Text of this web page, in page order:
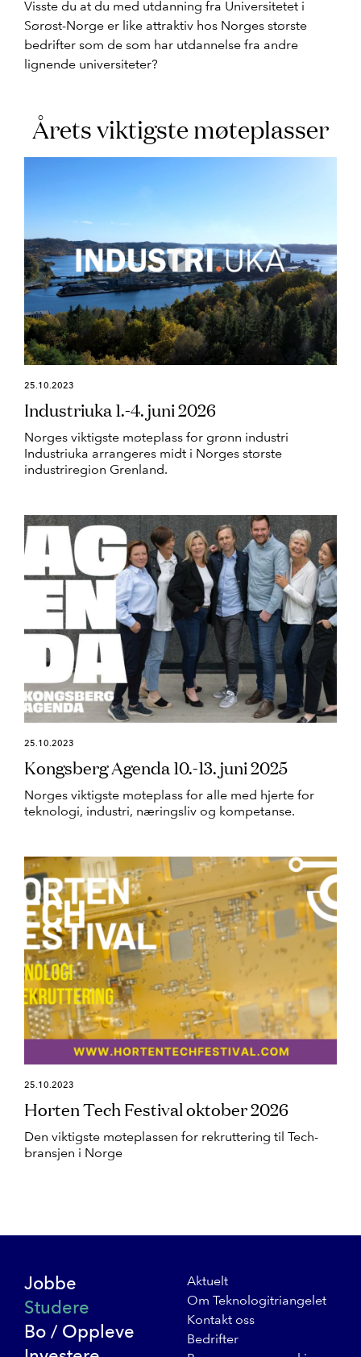
Visste du at du med utdanning fra Universitetet i
Sørøst-Norge er like attraktiv hos Norges største
bedrifter som de som har utdannelse fra andre
lignende universiteter?
Årets viktigste møteplasser
25.10.2023
Industriuka 1.-4. juni 2026
Norges viktigste møteplass for grønn industri
Industriuka arrangeres midt i Norges største
industriregion Grenland.
25.10.2023
Kongsberg Agenda 10.-13. juni 2025
Norges viktigste møteplass for alle med hjerte for
teknologi, industri, næringsliv og kompetanse.
25.10.2023
Horten Tech Festival oktober 2026
Den viktigste møteplassen for rekruttering til Tech-
bransjen i Norge
Jobbe
Studere
Bo / Oppleve
Aktuelt
Om Teknologitriangelet
Kontakt oss
Bedrifter